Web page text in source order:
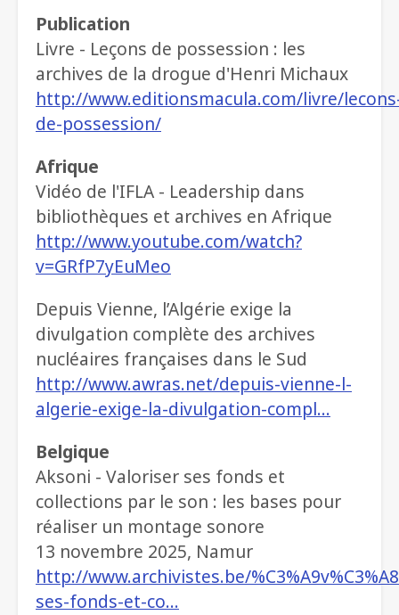
Publication
Livre - Leçons de possession : les
archives de la drogue d'Henri Michaux
http://www.editionsmacula.com/livre/
de-possession/
Afrique
Vidéo de l'IFLA - Leadership dans
bibliothèques et archives en Afrique
http://www.youtube.com/watch?
v=GRfP7yEuMeo
Depuis Vienne, l’Algérie exige la
divulgation complète des archives
nucléaires françaises dans le Sud
http://www.awras.net/depuis-vienne-l-
algerie-exige-la-divulgation-compl…
Belgique
Aksoni - Valoriser ses fonds et
collections par le son : les bases pour
réaliser un montage sonore
13 novembre 2025, Namur
http://www.archivistes.be/
ses-fonds-et-co…